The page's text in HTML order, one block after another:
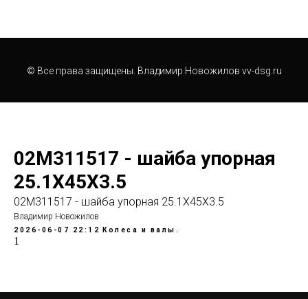
© Все права защищены. Владимир Новожилов vv-dsg.ru
02M311517 - шайба упорная
25.1Х45Х3.5
02M311517 - шайба упорная 25.1Х45Х3.5
Владимир Новожилов
2026-06-07 22:12 Колеса и валы.
1